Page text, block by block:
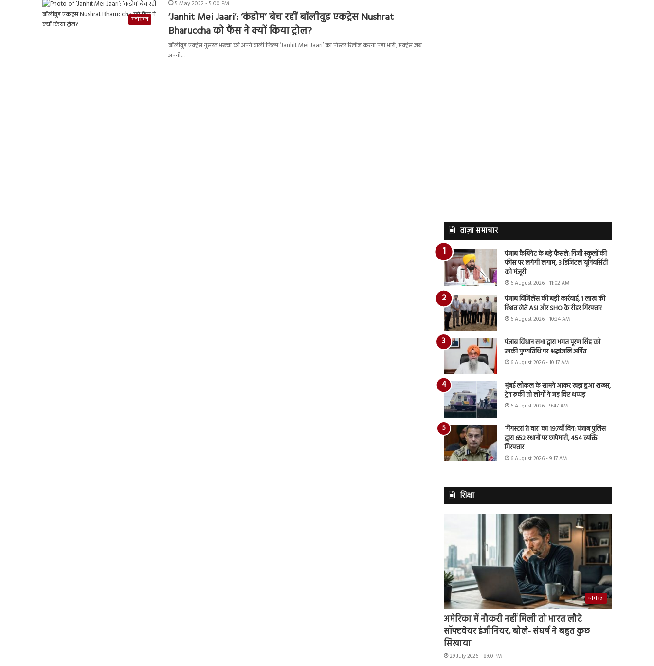
मनोरंजन
5 May 2022 - 5:00 PM
‘Janhit Mei Jaari’: ‘कंडोम’ बेच रहीं बॉलीवुड एकट्रेस Nushrat
Bharuccha को फैंस ने क्यों किया ट्रोल?
बॉलीवुड एक्ट्रेस नुसरत भरूचा को अपने वाली फिल्म ‘Janhit Mei Jaari’ का पोस्टर रिलीज करना पड़ा भारी, एक्ट्रेस जब
अपनी…
ताज़ा समाचार
पंजाब कैबिनेट के बड़े फैसले: निजी स्कूलों की
फीस पर लगेगी लगाम, 3 डिजिटल यूनिवर्सिटी
को मंजूरी
6 August 2026 - 11:02 AM
पंजाब विजिलेंस की बड़ी कार्रवाई, 1 लाख की
रिश्वत लेते ASI और SHO के रीडर गिरफ्तार
6 August 2026 - 10:34 AM
पंजाब विधान सभा द्वारा भगत पूरण सिंह को
उनकी पुण्यतिथि पर श्रद्धांजलि अर्पित
6 August 2026 - 10:17 AM
मुंबई लोकल के सामने आकर खड़ा हुआ शख्स,
ट्रेन रुकी तो लोगों ने जड़ दिए थप्पड़
6 August 2026 - 9:47 AM
‘गैंगस्टरां ते वार’ का 197वाँ दिन: पंजाब पुलिस
द्वारा 652 स्थानों पर छापेमारी, 454 व्यक्ति
गिरफ्तार
6 August 2026 - 9:17 AM
शिक्षा
वायरल
अमेरिका में नौकरी नहीं मिली तो भारत लौटे
सॉफ्टवेयर इंजीनियर, बोले- संघर्ष ने बहुत कुछ
सिखाया
29 July 2026 - 8:00 PM